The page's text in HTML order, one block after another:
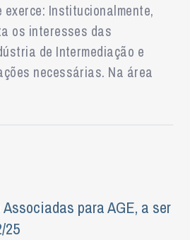
Institucionalmente,
os interesses das
de Intermediação e
necessárias. Na área
para AGE, a ser
25